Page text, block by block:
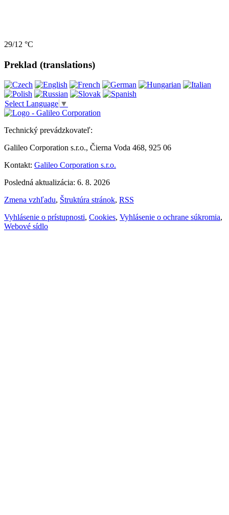
29/12 °C
Preklad (translations)
Select Language ▼
Technický prevádzkovateľ:
Galileo Corporation s.r.o., Čierna Voda 468, 925 06
Kontakt: Galileo Corporation s.r.o.
Posledná aktualizácia: 6. 8. 2026
Zmena vzhľadu, Štruktúra stránok, RSS
Vyhlásenie o prístupnosti, Cookies, Vyhlásenie o ochrane súkromia,
Webové sídlo